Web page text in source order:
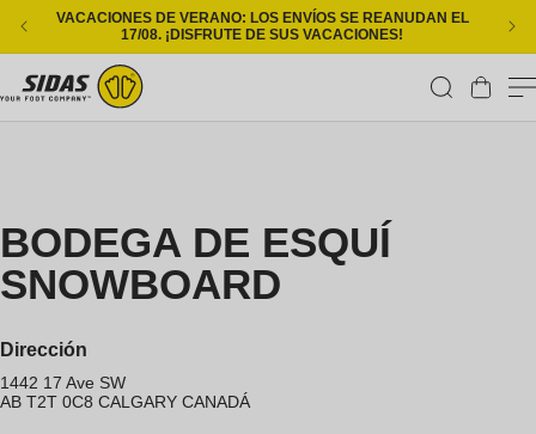
Ir directamente al contenido
VACACIONES DE VERANO: LOS ENVÍOS SE REANUDAN EL
17/08. ¡DISFRUTE DE SUS VACACIONES!
Carrito
BODEGA DE ESQUÍ
SNOWBOARD
Dirección
1442 17 Ave SW
AB T2T 0C8 CALGARY CANADÁ